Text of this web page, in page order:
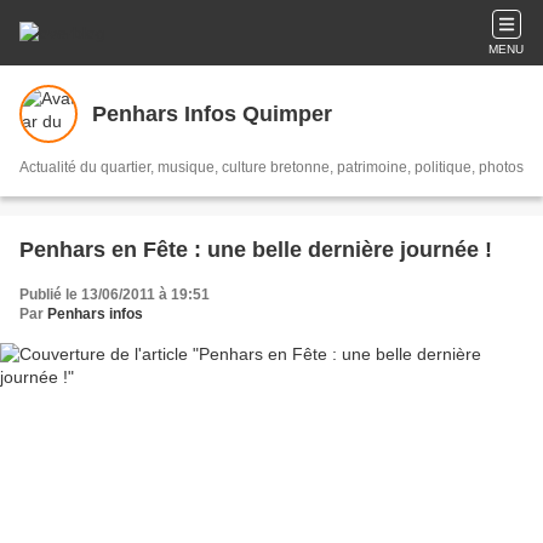
MENU
Penhars Infos Quimper
Actualité du quartier, musique, culture bretonne, patrimoine, politique, photos
Penhars en Fête : une belle dernière journée !
Publié le 13/06/2011 à 19:51
Par Penhars infos